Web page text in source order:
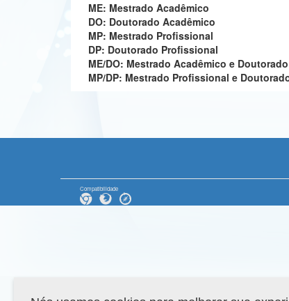
ME: Mestrado Acadêmico
DO: Doutorado Acadêmico
MP: Mestrado Profissional
DP: Doutorado Profissional
ME/DO: Mestrado Acadêmico e
MP/DP: Mestrado Profissional e
Compatibilidade